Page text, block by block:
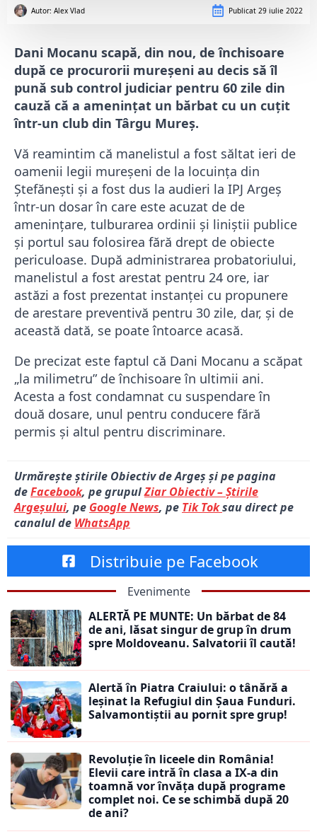
Autor: Alex Vlad Publicat 29 iulie 2022
Dani Mocanu scapă, din nou, de închisoare
după ce procurorii mureșeni au decis să îl
pună sub control judiciar pentru 60 zile din
cauză că a amenințat un bărbat cu un cuțit
într-un club din Târgu Mureș.
Vă reamintim că manelistul a fost săltat ieri de
oamenii legii mureșeni de la locuința din
Ștefănești și a fost dus la audieri la IPJ Argeș
într-un dosar în care este acuzat de de
amenințare, tulburarea ordinii şi liniştii publice
și portul sau folosirea fără drept de obiecte
periculoase. După administrarea probatoriului,
manelistul a fost arestat pentru 24 ore, iar
astăzi a fost prezentat instanței cu propunere
de arestare preventivă pentru 30 zile, dar, și de
această dată, se poate întoarce acasă.
De precizat este faptul că Dani Mocanu a scăpat
„la milimetru” de închisoare în ultimii ani.
Acesta a fost condamnat cu suspendare în
două dosare, unul pentru conducere fără
permis și altul pentru discriminare.
Urmărește știrile Obiectiv de Argeș și pe pagina
deFacebook, pe grupulZiar Obiectiv – Știrile
Argeșului, pe Google News, pe Tik Toksau direct pe
canalul de WhatsApp
Distribuie pe Facebook
Evenimente
ALERTĂ PE MUNTE: Un bărbat de 84
de ani, lăsat singur de grup în drum
spre Moldoveanu. Salvatorii îl caută!
Alertă în Piatra Craiului: o tânără a
leșinat la Refugiul din Șaua Funduri.
Salvamontiștii au pornit spre grup!
Revoluție în liceele din România!
Elevii care intră în clasa a IX-a din
toamnă vor învăța după programe
complet noi. Ce se schimbă după 20
de ani?